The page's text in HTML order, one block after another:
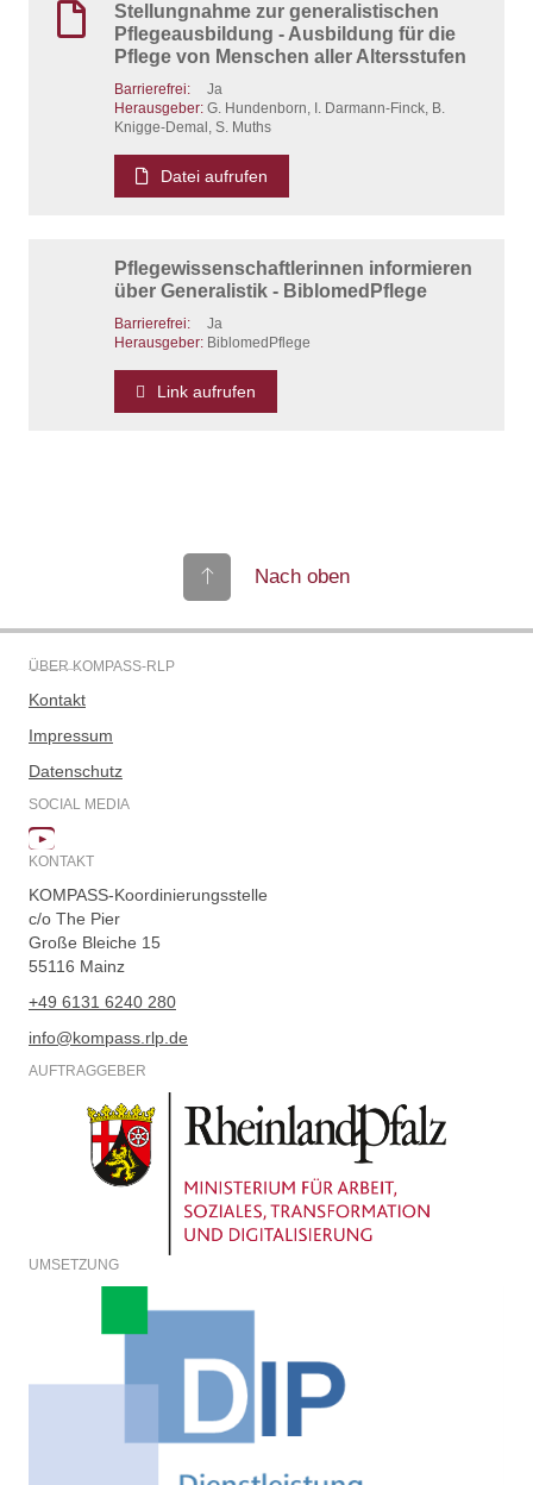
Stellungnahme zur generalistischen
Pflegeausbildung - Ausbildung für die
Pflege von Menschen aller Altersstufen
Barrierefrei:
Ja
Herausgeber: G. Hundenborn, I. Darmann-Finck, B.
Knigge-Demal, S. Muths
Datei aufrufen
Pflegewissenschaftlerinnen informieren
über Generalistik - BiblomedPflege
Barrierefrei:
Ja
Herausgeber: BiblomedPflege
Link aufrufen
Nach oben
ÜBER KOMPASS-RLP
Kontakt
Impressum
Datenschutz
SOCIAL MEDIA
KONTAKT
KOMPASS-Koordinierungsstelle
c/o The Pier
Große Bleiche 15
55116 Mainz
+49 6131 6240 280
info@kompass.rlp.de
AUFTRAGGEBER
UMSETZUNG